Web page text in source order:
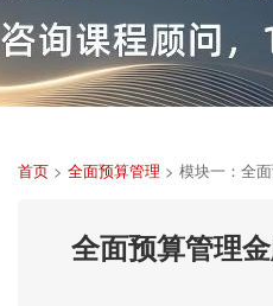
首页> 全面预算管理 > 模块一：全
全面预算管理